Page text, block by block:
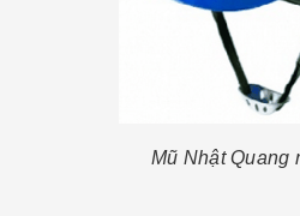
Mũ Nhật Quang